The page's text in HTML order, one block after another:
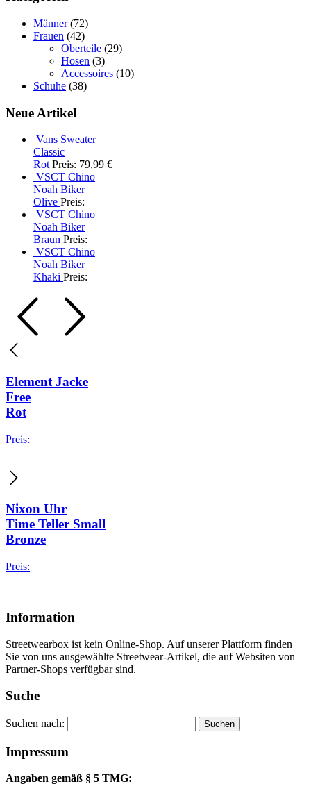
Männer (72)
Frauen (42)
Oberteile (29)
Hosen (3)
Accessoires (10)
Schuhe (38)
Neue Artikel
Vans Sweater
Classic
Rot Preis: 79,99 €
VSCT Chino
Noah Biker
Olive Preis:
VSCT Chino
Noah Biker
Braun Preis:
VSCT Chino
Noah Biker
Khaki Preis:
Element Jacke
Free
Rot
Preis:
Nixon Uhr
Time Teller Small
Bronze
Preis:
Information
Streetwearbox ist kein Online-Shop. Auf unserer Plattform finden
Sie von uns ausgewählte Streetwear-Artikel, die auf Websiten von
Partner-Shops verfügbar sind.
Suche
Suchen nach:
Impressum
Angaben gemäß § 5 TMG: